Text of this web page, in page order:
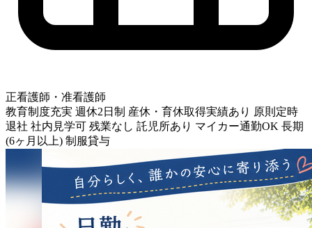
正看護師・准看護師
教育制度充実 週休2日制 産休・育休取得実績あり 原則定時
退社 社内見学可 残業なし 託児所あり マイカー通勤OK 長期
(6ヶ月以上) 制服貸与